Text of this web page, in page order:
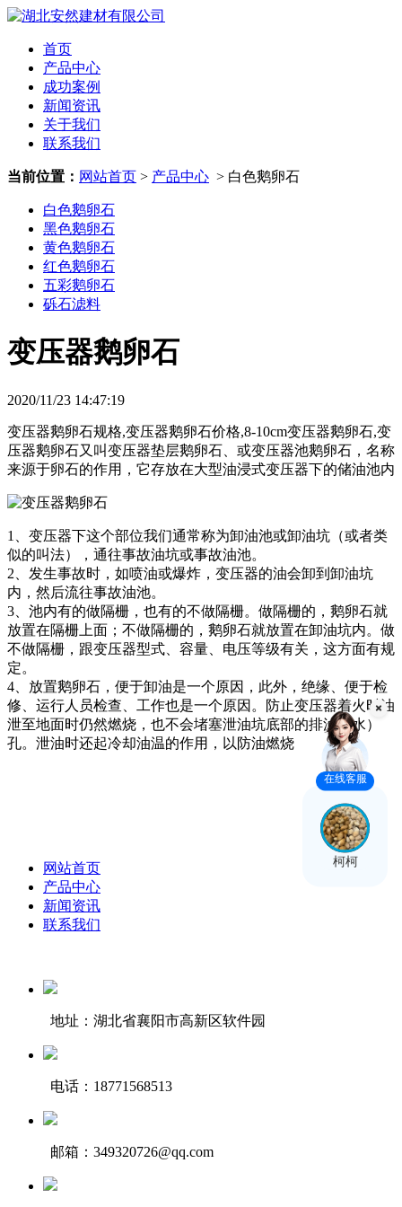
首页
产品中心
成功案例
新闻资讯
关于我们
联系我们
当前位置： 网站首页 > 产品中心 > 白色鹅卵石
白色鹅卵石
黑色鹅卵石
黄色鹅卵石
红色鹅卵石
五彩鹅卵石
砾石滤料
变压器鹅卵石
2020/11/23 14:47:19
变压器鹅卵石规格,变压器鹅卵石价格,8-10cm变压器鹅卵石,变
压器鹅卵石又叫变压器垫层鹅卵石、或变压器池鹅卵石，名称
来源于卵石的作用，它存放在大型油浸式变压器下的储油池内
1、变压器下这个部位我们通常称为卸油池或卸油坑（或者类
似的叫法），通往事故油坑或事故油池。
2、发生事故时，如喷油或爆炸，变压器的油会卸到卸油坑
内，然后流往事故油池。
3、池内有的做隔栅，也有的不做隔栅。做隔栅的，鹅卵石就
放置在隔栅上面；不做隔栅的，鹅卵石就放置在卸油坑内。做
不做隔栅，跟变压器型式、容量、电压等级有关，这方面有规
定。
4、放置鹅卵石，便于卸油是一个原因，此外，绝缘、便于检
修、运行人员检查、工作也是一个原因。防止变压器着火时油
泄至地面时仍然燃烧，也不会堵塞泄油坑底部的排油（水）
孔。泄油时还起冷却油温的作用，以防油燃烧
网站首页
产品中心
新闻资讯
联系我们
地址：湖北省襄阳市高新区软件园
电话：18771568513
邮箱：349320726@qq.com
在线客服
柯柯